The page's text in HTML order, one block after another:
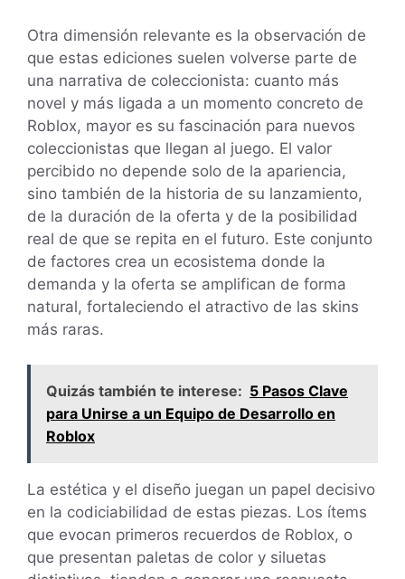
Otra dimensión relevante es la observación de
que estas ediciones suelen volverse parte de
una narrativa de coleccionista: cuanto más
novel y más ligada a un momento concreto de
Roblox, mayor es su fascinación para nuevos
coleccionistas que llegan al juego. El valor
percibido no depende solo de la apariencia,
sino también de la historia de su lanzamiento,
de la duración de la oferta y de la posibilidad
real de que se repita en el futuro. Este conjunto
de factores crea un ecosistema donde la
demanda y la oferta se amplifican de forma
natural, fortaleciendo el atractivo de las skins
más raras.
Quizás también te interese: 5 Pasos Clave
para Unirse a un Equipo de Desarrollo en
Roblox
La estética y el diseño juegan un papel decisivo
en la codiciabilidad de estas piezas. Los ítems
que evocan primeros recuerdos de Roblox, o
que presentan paletas de color y siluetas